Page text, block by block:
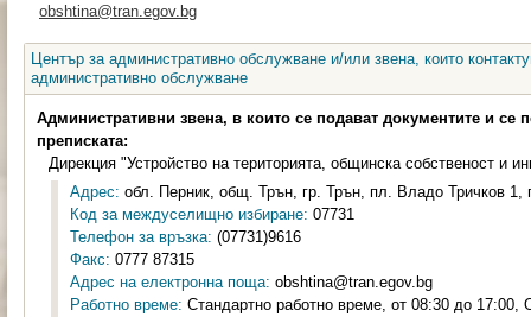
obshtina@tran.egov.bg
Център за административно обслужване и/или звена, които
административно обслужване
Административни звена, в които се подават документите и се
преписката:
Дирекция "Устройство на територията, общинска собственост и
Адрес: обл. Перник, общ. Трън, гр. Трън, пл. Владо Тричков 1,
Код за междуселищно избиране: 07731
Телефон за връзка: (07731)9616
Факс: 0777 87315
Адрес на електронна поща: obshtina@tran.egov.bg
Работно време: Стандартно работно време, от 08:30 до 17:00,